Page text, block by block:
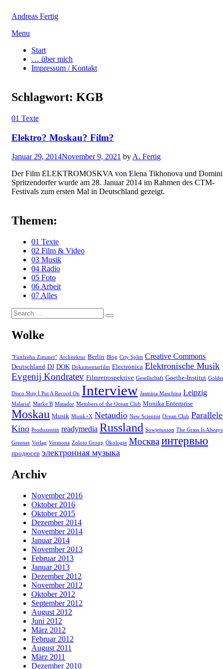
Andreas Fertig
Skip
content
Menu
Start
… über mich
Impressum / Kontakt
Schlagwort: KGB
01 Texte
Elektro? Moskau? Film?
Posted
Januar 29, 2014November 9, 2021 by A. Fertig
Der Film ELEKTROMOSKVA von Elena Tikhonova und
Spritzendorfer wurde am 28. Januar 2014 im Rahmen des CTM-
Festivals zum ersten Mal in Deutschland gezeigt.
Themen:
01 Texte
02 Film & Video
03 Musik
04 Radio
05 Foto
06 Arbeit
07 Alles
Search
for:
Search
Wolke
"Fünfzehn Zimmer" Architektur Berlin Blog City Splits Creative Commons
Deutschland DJ DOK Dokumentarfilm Electronica Elektronische Musik
Evgenij Kondratev Filmretrospektive Gesellschaft Goethe-Institut
Disco Ship I Put A Record On Interview Jasmina Maschina Leipzig
Malaria! Marke B Matador Members of the Ocean Club Monika Enterprise
Moskau Musik Musik+X Netaudio New Scientist Ocean Club
Kino Produzentin readymedia Russland Sowjetunion The Grass Is Always
Greener Verlag Vermona Zoloto Group Ökologie Москваинтервью
продюсер электронная музыка
Archiv
November 2016
Oktober 2016
Oktober 2015
Dezember 2014
November 2014
Januar 2014
November 2013
Februar 2013
Januar 2013
Dezember 2012
November 2012
Oktober 2012
September 2012
August 2012
Juni 2012
März 2012
Februar 2012
August 2011
März 2011
Dezember 2010